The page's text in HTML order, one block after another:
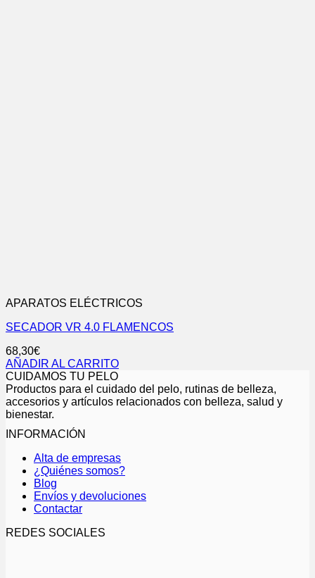
APARATOS ELÉCTRICOS
SECADOR VR 4.0 FLAMENCOS
68,30€
AÑADIR AL CARRITO
CUIDAMOS TU PELO
Productos para el cuidado del pelo, rutinas de belleza,
accesorios y artículos relacionados con belleza, salud y
bienestar.
INFORMACIÓN
Alta de empresas
¿Quiénes somos?
Blog
Envíos y devoluciones
Contactar
REDES SOCIALES